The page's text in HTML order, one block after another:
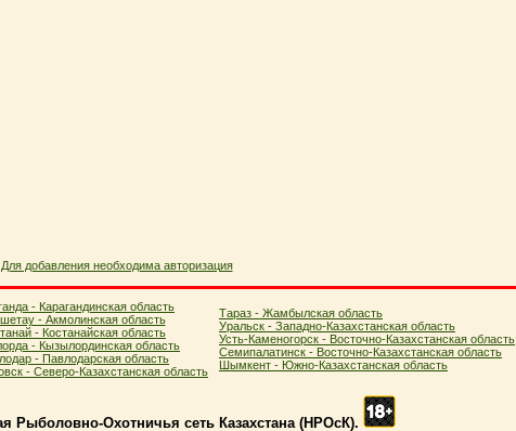
Для добавления необходима авторизация
- Карагандинская область
- Акмолинская область
- Костанайская область
- Кызылординская область
- Павлодарская область
- Северо-Казахстанская область
Тараз - Жамбылская область
Уральск - Западно-Казахстанская область
Усть-Каменогорск - Восточно-Казахстанская область
Семипалатинск - Восточно-Казахстанская область
Шымкент - Южно-Казахстанская область
Рыболовно-Охотничья сеть Казахстана (НPOcК).